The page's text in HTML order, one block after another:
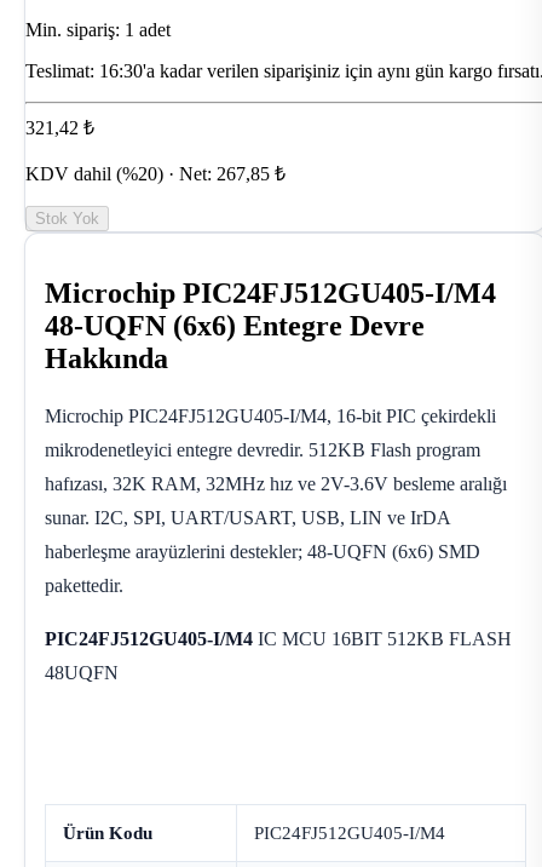
Min. sipariş: 1 adet
Teslimat: 16:30'a kadar verilen siparişiniz için aynı gün kargo
321,42 ₺
KDV dahil (%20) · Net: 267,85 ₺
Stok Yok
Microchip PIC24FJ512GU405-I/M4
48-UQFN (6x6) Entegre Devre
Hakkında
Microchip PIC24FJ512GU405-I/M4, 16-bit PIC çekirdekli
mikrodenetleyici entegre devredir. 512KB Flash program
hafızası, 32K RAM, 32MHz hız ve 2V-3.6V besleme aralığı
sunar. I2C, SPI, UART/USART, USB, LIN ve IrDA
haberleşme arayüzlerini destekler; 48-UQFN (6x6) SMD
pakettedir.
PIC24FJ512GU405-I/M4 IC MCU 16BIT 512KB FLASH
48UQFN
Ürün Kodu PIC24FJ512GU405-I/M4